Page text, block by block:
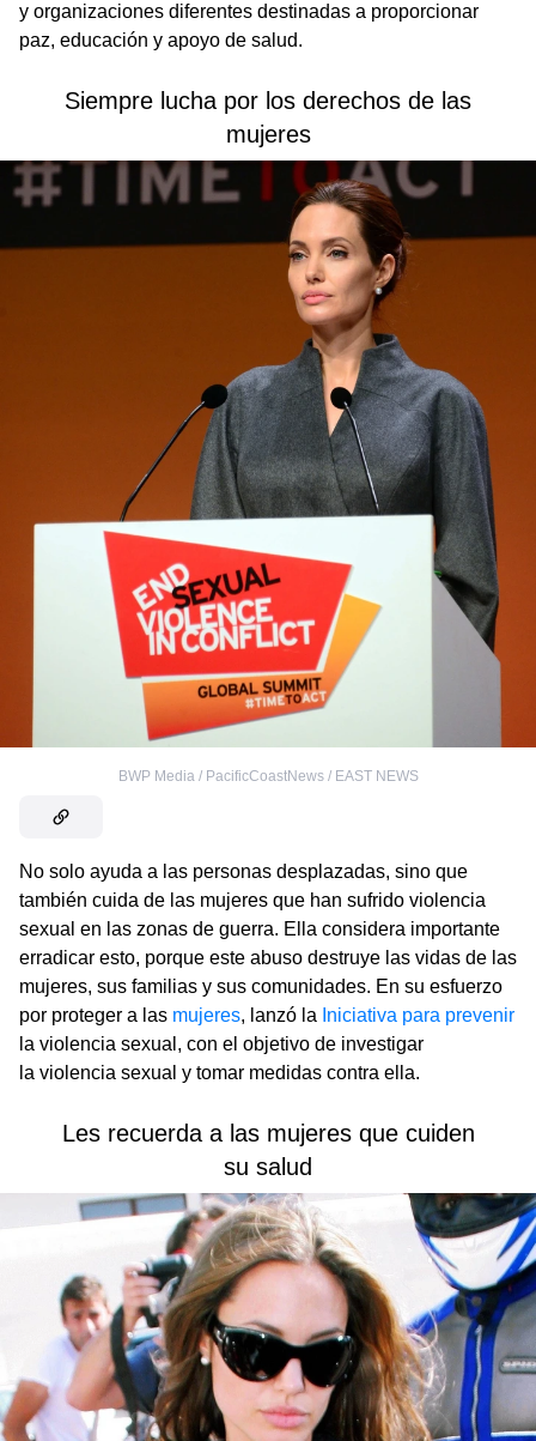
y organizaciones diferentes destinadas a proporcionar
paz, educación y apoyo de salud.
Siempre lucha por los derechos de las
mujeres
BWP Media / PacificCoastNews / EAST NEWS
No solo ayuda a las personas desplazadas, sino que
también cuida de las mujeres que han sufrido violencia
sexual en las zonas de guerra. Ella considera importante
erradicar esto, porque este abuso destruye las vidas de las
mujeres, sus familias y sus comunidades. En su esfuerzo
por proteger a las mujeres, lanzó la Iniciativa para prevenir
la violencia sexual, con el objetivo de investigar
la violencia sexual y tomar medidas contra ella.
Les recuerda a las mujeres que cuiden
su salud